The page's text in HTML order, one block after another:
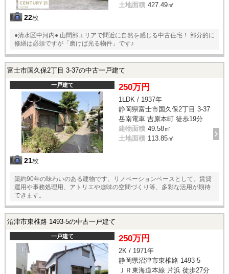
22枚
土地面積 427.49㎡
●清水区中河内● 山間部エリアで間近に自然を感じる中古住宅！ 部分的に
修繕は必須ですが「磨けば光る物件」です♪
富士市国久保2丁目 3-37の中古一戸建て
一戸建て
21枚
250万円
1LDK / 1937年
静岡県富士市国久保2丁目 3-37
岳南電車 吉原本町 徒歩19分
建物面積 49.58㎡
土地面積 113.85㎡
築約90年の味わいのある建物です。リノベーションベースとして、賃貸
運用や事務処理用、アトリエや趣味の空間づくり等、多彩な活用が期待
できます。
沼津市東椎路 1493-5の中古一戸建て
一戸建て 250万円
2K / 1971年
静岡県沼津市東椎路 1493-5
ＪＲ東海道本線 片浜 徒歩27分